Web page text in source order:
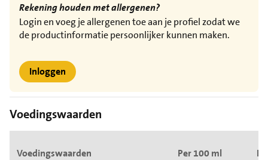
Rekening houden met allergenen?
Login en voeg je allergenen toe aan je profiel zodat we
de productinformatie persoonlijker kunnen maken.
Inloggen
Voedingswaarden
Voedingswaarden Per 100 ml